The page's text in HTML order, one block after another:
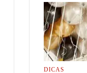
DICAS